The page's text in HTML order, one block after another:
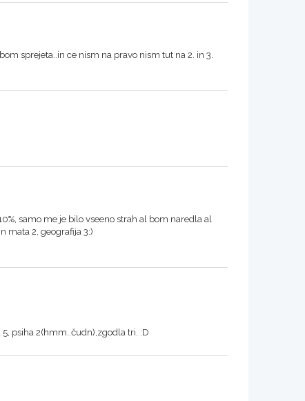
sprejeta..in ce nism na pravo nism tut na 2. in 3.
samo me je bilo vseeno strah al bom naredla al
mata 2, geografija 3:)
psiha 2(hmm..čudn),zgodla tri. :D